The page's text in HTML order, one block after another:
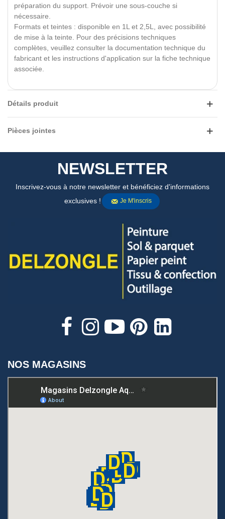
préparation du support. Prévoir une sous-couche si
nécessaire.
Formats et teintes : disponible en 1L et 2,5L, avec possibilité
de mise à la teinte. Pour des précisions techniques
complètes, veuillez consulter la documentation technique du
fabricant et les instructions d'application sur la fiche technique
associée.
Détails produit
Pièces jointes
NEWSLETTER
Inscrivez-vous à notre newsletter et bénéficiez d'informations
exclusives !
Je M'inscris
NOS MAGASINS